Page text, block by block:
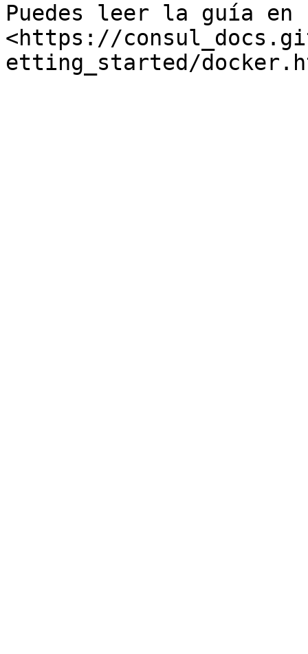
Puedes leer la guía en
<https://